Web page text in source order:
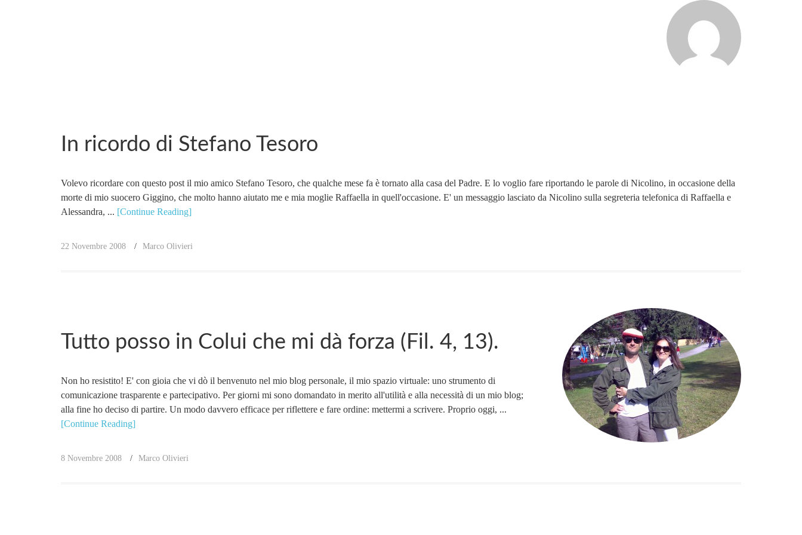
In ricordo di Stefano Tesoro
Volevo ricordare con questo post il mio amico Stefano Tesoro, che qualche mese fa è tornato alla casa del Padre. E lo voglio fare riportando le parole di Nicolino, in occasione della
morte di mio suocero Giggino, che molto hanno aiutato me e mia moglie Raffaella in quell'occasione. E' un messaggio lasciato da Nicolino sulla segreteria telefonica di Raffaella e
Alessandra, ... [Continue Reading]
22 Novembre 2008 Marco Olivieri
Tutto posso in Colui che mi dà forza (Fil. 4, 13).
Non ho resistito! E' con gioia che vi dò il benvenuto nel mio blog personale, il mio spazio virtuale: uno strumento di
comunicazione trasparente e partecipativo. Per giorni mi sono domandato in merito all'utilità e alla necessità di un mio blog;
alla fine ho deciso di partire. Un modo davvero efficace per riflettere e fare ordine: mettermi a scrivere. Proprio oggi, ...
[Continue Reading]
8 Novembre 2008 Marco Olivieri